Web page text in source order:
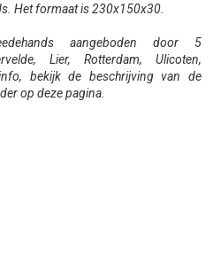
Het formaat is 230x150x30.
aangeboden door 5
Lier, Rotterdam, Ulicoten,
bekijk de beschrijving van de
op deze pagina.